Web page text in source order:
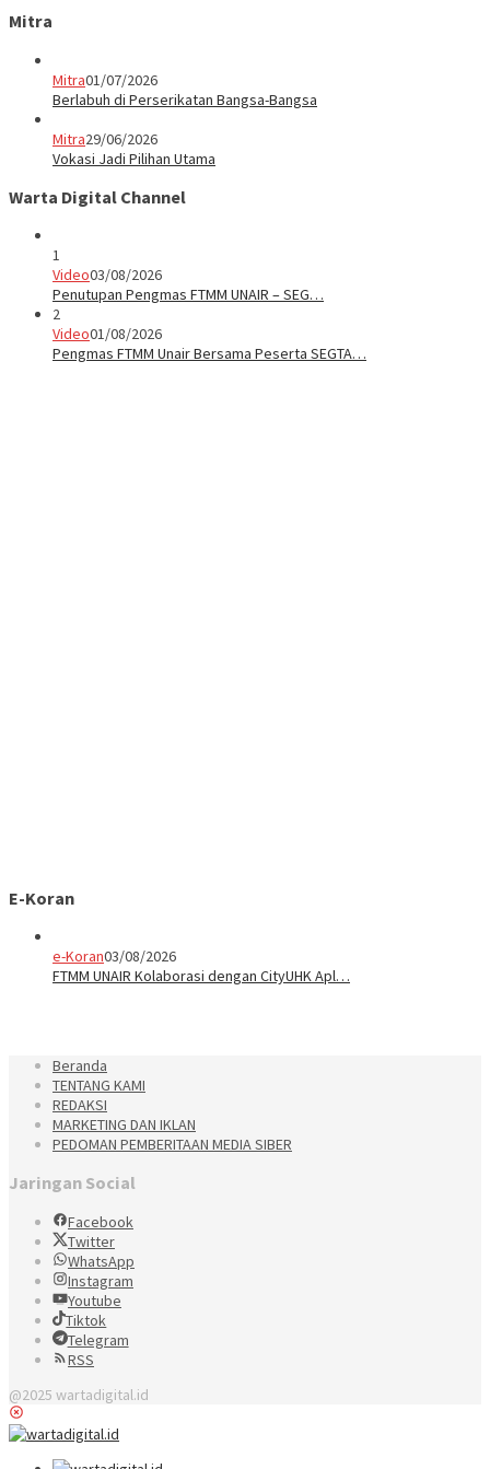
Mitra
Mitra01/07/2026
Berlabuh di Perserikatan Bangsa-Bangsa
Mitra29/06/2026
Vokasi Jadi Pilihan Utama
Warta Digital Channel
1
Video03/08/2026
Penutupan Pengmas FTMM UNAIR – SEG…
2
Video01/08/2026
Pengmas FTMM Unair Bersama Peserta SEGTA…
E-Koran
e-Koran03/08/2026
FTMM UNAIR Kolaborasi dengan CityUHK Apl…
Beranda
TENTANG KAMI
REDAKSI
MARKETING DAN IKLAN
PEDOMAN PEMBERITAAN MEDIA SIBER
Jaringan Social
Facebook
Twitter
WhatsApp
Instagram
Youtube
Tiktok
Telegram
RSS
@2025 wartadigital.id